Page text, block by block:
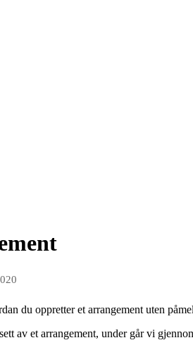
du oppretter et arrangement uten
av et arrangement, under går vi